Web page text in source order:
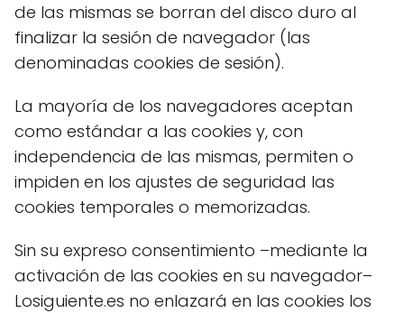
de las mismas se borran del disco duro al
finalizar la sesión de navegador (las
denominadas cookies de sesión).
La mayoría de los navegadores aceptan
como estándar a las cookies y, con
independencia de las mismas, permiten o
impiden en los ajustes de seguridad las
cookies temporales o memorizadas.
Sin su expreso consentimiento –mediante la
activación de las cookies en su navegador–
Losiguiente.es no enlazará en las cookies los